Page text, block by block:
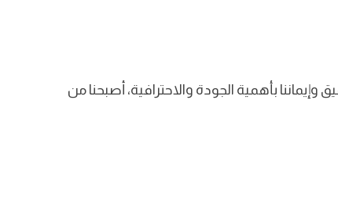
بأهمية الجودة والاحترافية، أصبحنا من